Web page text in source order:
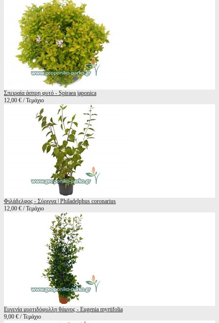
Σπειραία άσπρη φυτό - Spiraea japonica
12,00 € / Τεμάχιο
Φιλάδελφος - Σύριγγα | Philadelphus coronarius
12,00 € / Τεμάχιο
Ευγενία μυρτιδόφυλλη θάμνος - Eugenia myrtifolia
9,00 € / Τεμάχιο